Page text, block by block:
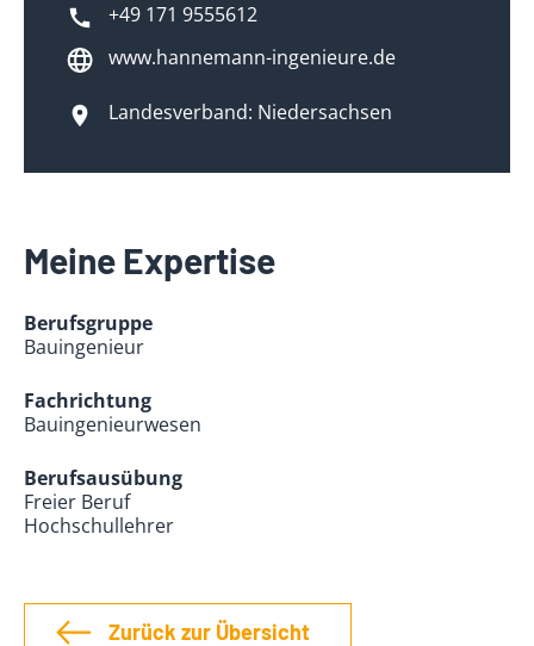
+49 171 9555612
www.hannemann-ingenieure.de
Landesverband: Niedersachsen
Meine Expertise
Berufsgruppe
Bauingenieur
Fachrichtung
Bauingenieurwesen
Berufsausübung
Freier Beruf
Hochschullehrer
Zurück zur Übersicht